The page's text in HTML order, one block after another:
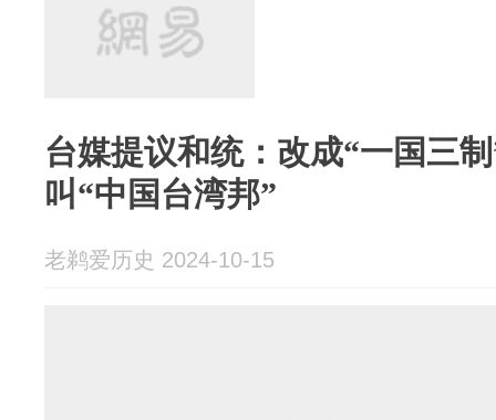
台媒提议和统：改成“一国三
叫“中国台湾邦”
老鹈爱历史 2024-10-15